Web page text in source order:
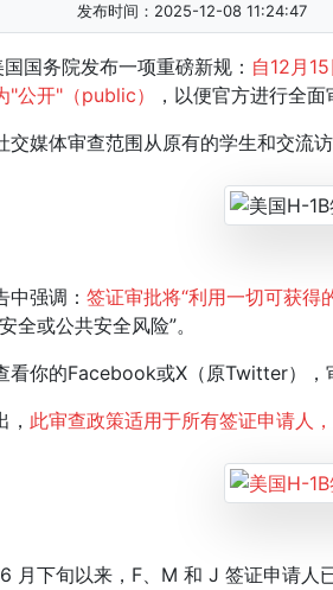
发布时间：2025-12-08 11:24:47
务院发布一项重磅新规： 自12月
"公开"（public）
，以便官方进行全面
媒体审查范围从原有的学生和交流
强调： 签证审批将“利用一切可获得
全或公共安全风险”。
你的Facebook或X（原Twitter），
此审查政策适用于所有签证申请人
下旬以来，F、M 和 J 签证申请人